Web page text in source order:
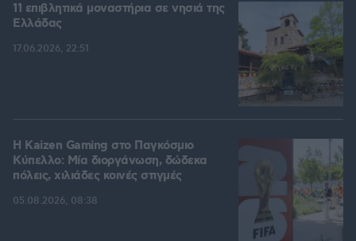
11 επιβλητικά μοναστήρια σε νησιά της
Ελλάδας
17.06.2026, 22:51
H Kaizen Gaming στο Παγκόσμιο
Kύπελλο: Μία διοργάνωση, δώδεκα
πόλεις, χιλιάδες κοινές στιγμές
05.08.2026, 08:38